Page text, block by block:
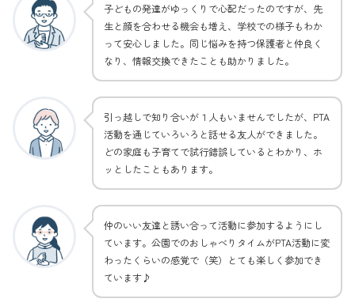
子どもの発達がゆっくりで心配だったのですが、先
生と顔を合わせる機会も増え、学校での様子もわか
って安心しました。同じ悩みを持つ保護者と仲良く
なり、情報交換できたことも助かりました。
引っ越しで知り合いが１人もいませんでしたが、PTA
活動を通じていろいろと話せる友人ができました。
どの家庭も子育てで試行錯誤しているとわかり、ホ
ッとしたこともあります。
仲のいい友達と誘い合って活動に参加するようにし
ています。公園でのおしゃべりタイムがPTA活動に変
わったくらいの感覚で（笑）とても楽しく参加でき
ています♪